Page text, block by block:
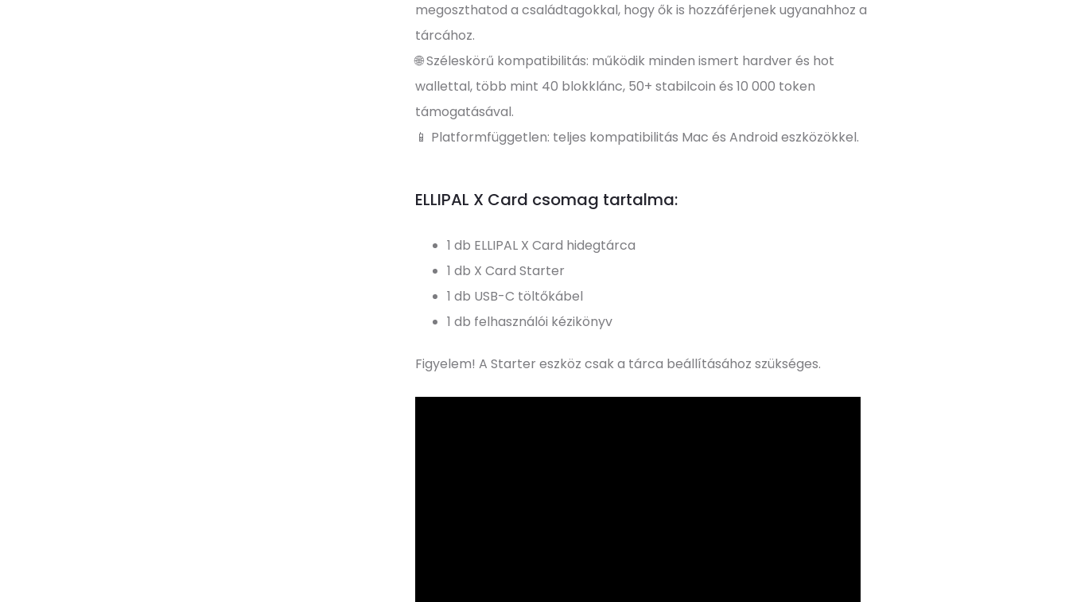
megoszthatod a családtagokkal, hogy ők is hozzáférjenek ugyanahhoz a
tárcához.
🌐 Széleskörű kompatibilitás: működik minden ismert hardver és hot
wallettal, több mint 40 blokklánc, 50+ stabilcoin és 10 000 token
támogatásával.
📱 Platformfüggetlen: teljes kompatibilitás Mac és Android eszközökkel.
ELLIPAL X Card csomag tartalma:
1 db ELLIPAL X Card hidegtárca
1 db X Card Starter
1 db USB-C töltőkábel
1 db felhasználói kézikönyv
Figyelem! A Starter eszköz csak a tárca beállításához szükséges.